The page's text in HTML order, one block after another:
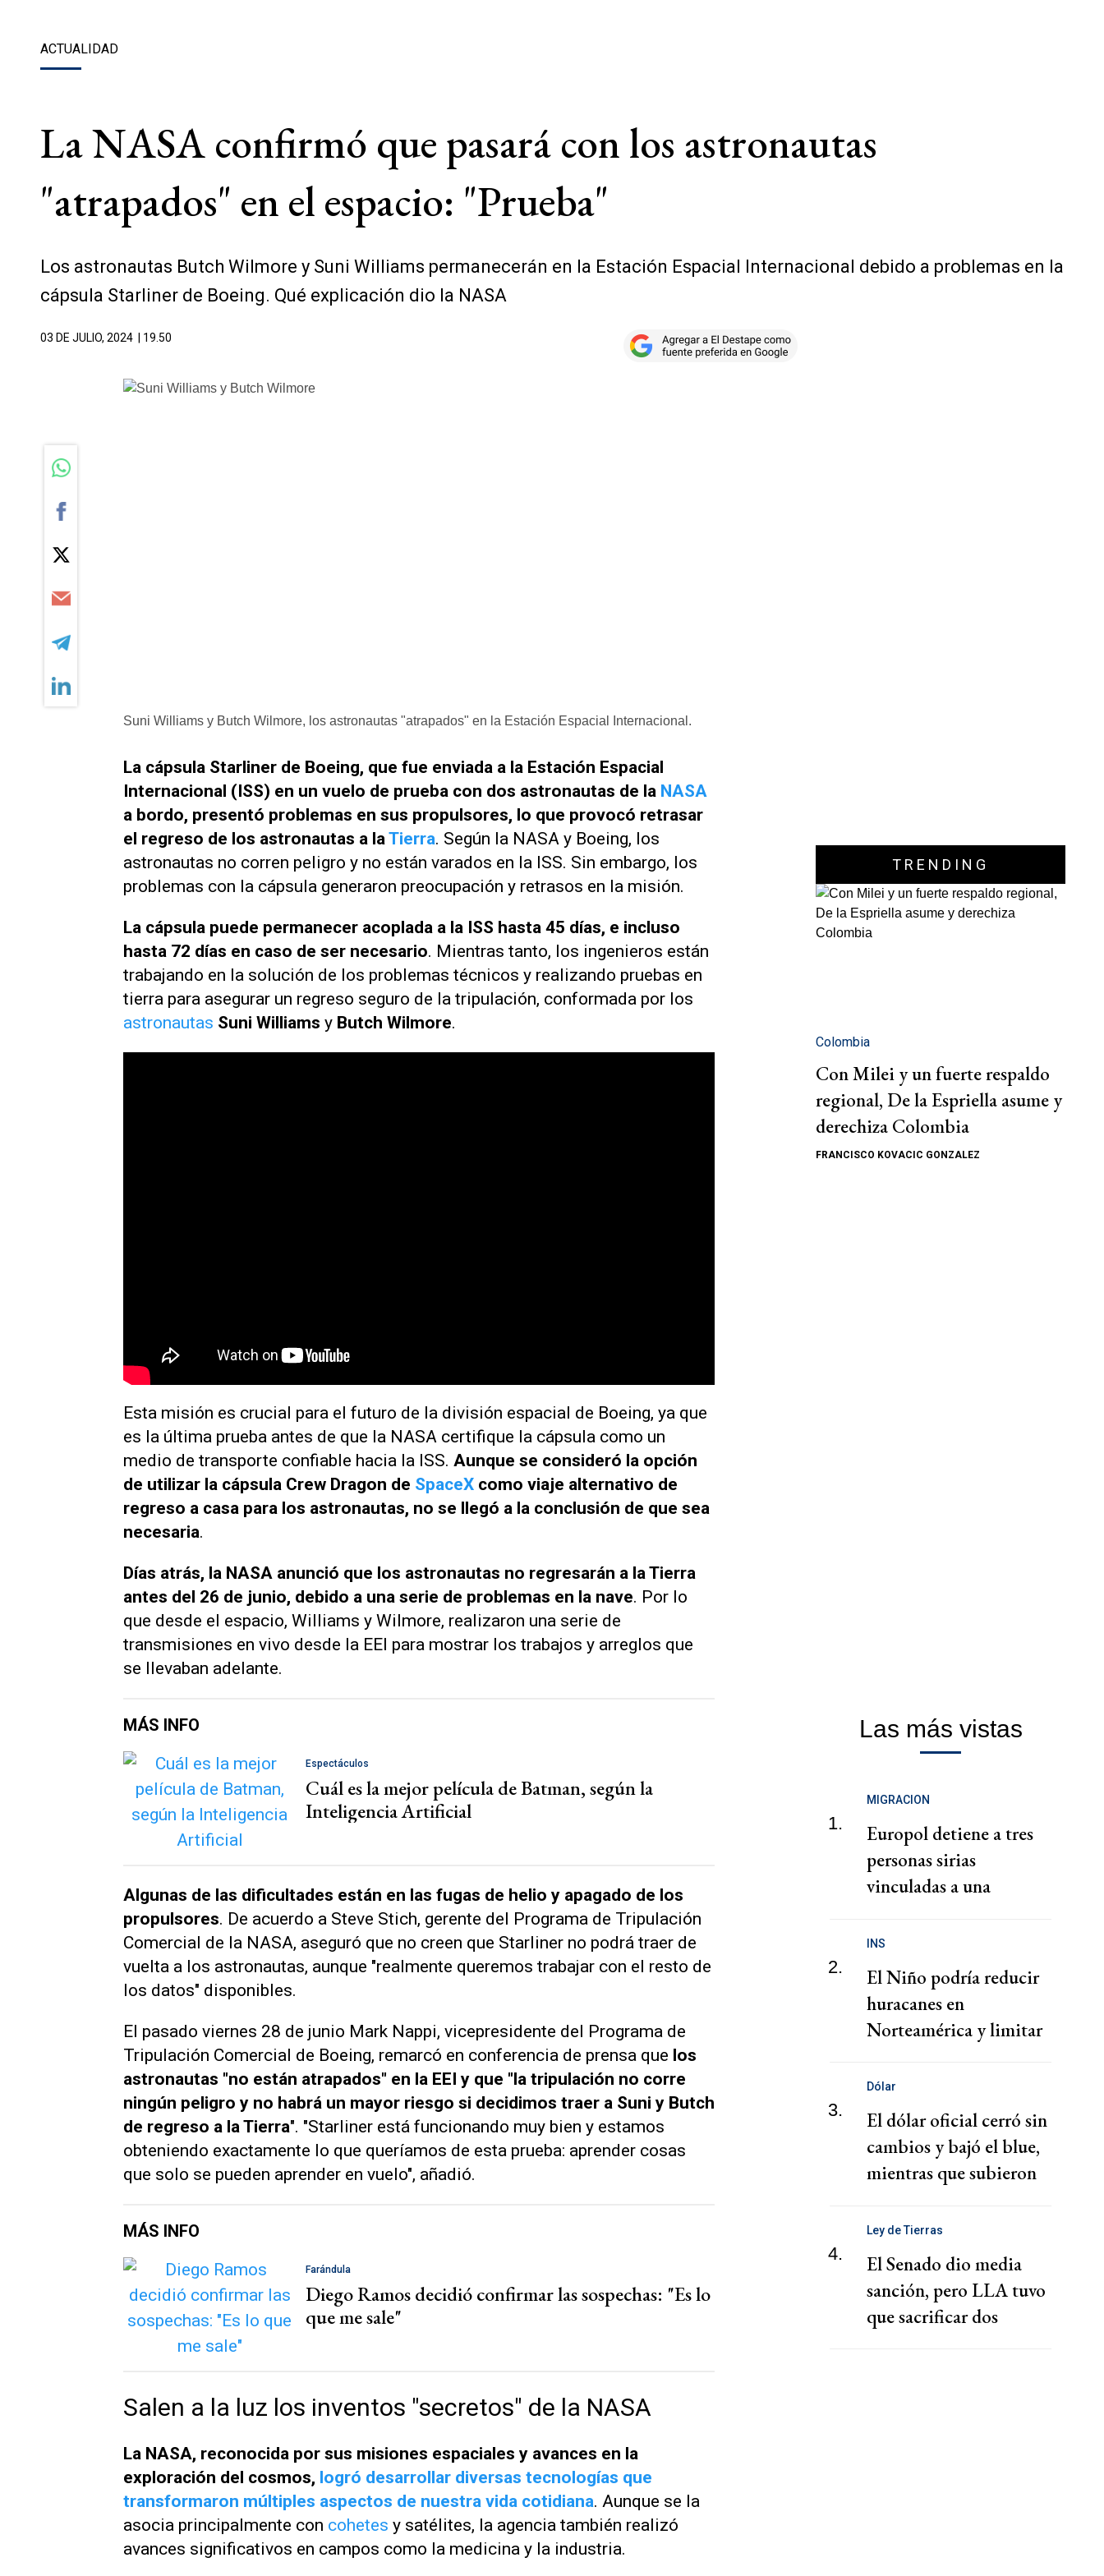
ACTUALIDAD
La NASA confirmó que pasará con los astronautas
"atrapados" en el espacio: "Prueba"
Los astronautas Butch Wilmore y Suni Williams permanecerán en la Estación Espacial Internacional debido a problemas en la
cápsula Starliner de Boeing. Qué explicación dio la NASA
03 DE JULIO, 2024 | 19.50
Suni Williams y Butch Wilmore, los astronautas "atrapados" en la Estación Espacial Internacional.
La cápsula Starliner de Boeing, que fue enviada a la Estación Espacial
Internacional (ISS) en un vuelo de prueba con dos astronautas de la NASA
a bordo, presentó problemas en sus propulsores, lo que provocó retrasar
el regreso de los astronautas a laTierra. Según la NASA y Boeing, los
astronautas no corren peligro y no están varados en la ISS. Sin embargo, los
problemas con la cápsula generaron preocupación y retrasos en la misión.
La cápsula puede permanecer acoplada a la ISS hasta 45 días, e incluso
hasta 72 días en caso de ser necesario. Mientras tanto, los ingenieros están
trabajando en la solución de los problemas técnicos y realizando pruebas en
tierra para asegurar un regreso seguro de la tripulación, conformada por los
astronautas Suni Williams y Butch Wilmore.
Esta misión es crucial para el futuro de la división espacial de Boeing, ya que
es la última prueba antes de que la NASA certifique la cápsula como un
medio de transporte confiable hacia la ISS. Aunque se consideró la opción
de utilizar la cápsula Crew Dragon de SpaceX como viaje alternativo de
regreso a casa para los astronautas, no se llegó a la conclusión de que sea
necesaria.
Días atrás, la NASA anunció que los astronautas no regresarán a la Tierra
antes del 26 de junio, debido a una serie de problemas en la nave. Por lo
que desde el espacio, Williams y Wilmore, realizaron una serie de
transmisiones en vivo desde la EEI para mostrar los trabajos y arreglos que
se llevaban adelante.
MÁS INFO
Espectáculos
Cuál es la mejor película de Batman, según la
Inteligencia Artificial
Algunas de las dificultades están en las fugas de helio y apagado de los
propulsores. De acuerdo a Steve Stich, gerente del Programa de Tripulación
Comercial de la NASA, aseguró que no creen que Starliner no podrá traer de
vuelta a los astronautas, aunque "realmente queremos trabajar con el resto de
los datos" disponibles.
El pasado viernes 28 de junio Mark Nappi, vicepresidente del Programa de
Tripulación Comercial de Boeing, remarcó en conferencia de prensa que los
astronautas "no están atrapados" en la EEI y que "la tripulación no corre
ningún peligro y no habrá un mayor riesgo si decidimos traer a Suni y Butch
de regreso a la Tierra". "Starliner está funcionando muy bien y estamos
obteniendo exactamente lo que queríamos de esta prueba: aprender cosas
que solo se pueden aprender en vuelo", añadió.
MÁS INFO
Farándula
Diego Ramos decidió confirmar las sospechas: "Es lo
que me sale"
Salen a la luz los inventos "secretos" de la NASA
La NASA, reconocida por sus misiones espaciales y avances en la
exploración del cosmos, logró desarrollar diversas tecnologías que
transformaron múltiples aspectos de nuestra vida cotidiana. Aunque se la
asocia principalmente con cohetes y satélites, la agencia también realizó
avances significativos en campos como la medicina y la industria.
TRENDING
Colombia
Con Milei y un fuerte respaldo
regional, De la Espriella asume y
derechiza Colombia
FRANCISCO KOVACIC GONZALEZ
Las más vistas
1.
MIGRACION
Europol detiene a tres
personas sirias
vinculadas a una
de migrantes
2.
INS
El Niño podría reducir
huracanes en
Norteamérica y limitar
Zurich
3.
Dólar
El dólar oficial cerró sin
cambios y bajó el blue,
mientras que subieron
4.
Ley de Tierras
El Senado dio media
sanción, pero LLA tuvo
que sacrificar dos